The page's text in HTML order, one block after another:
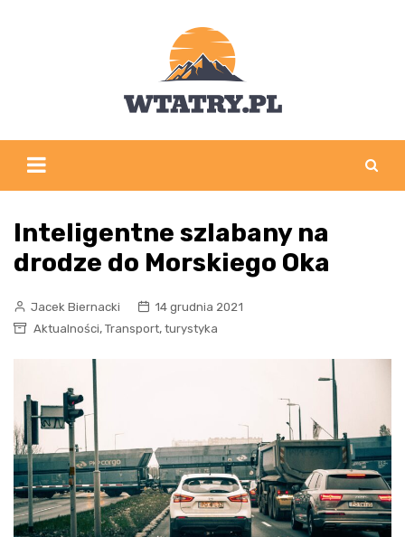
Inteligentne szlabany na
drodze do Morskiego Oka
Jacek Biernacki
14 grudnia 2021
Aktualności, Transport, turystyka